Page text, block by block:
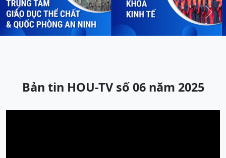
Previous Next
Bản tin HOU-TV số 06 năm 2025